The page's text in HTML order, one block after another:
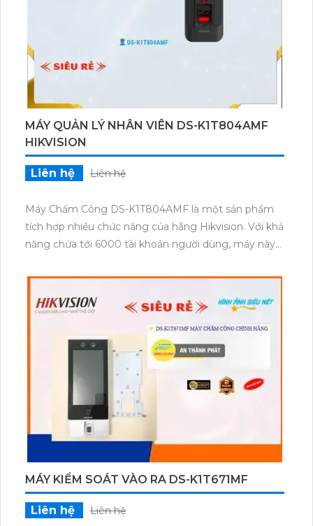
thiết bị trở nên dễ dàng và thuận tiện. Sản phẩm
đáng tin cậy, phù hợp cho việc quản lý chấm công và
kiểm soát truy cập.
MÁY QUẢN LÝ NHÂN VIÊN DS-K1T804AMF
HIKVISION
Liên hệ Liên hệ
Máy Chấm Công DS-K1T804AMF là một sản phẩm
tích hợp nhiều chức năng của hãng Hikvision. Với khả
năng chứa tới 6000 tài khoản người dùng, máy này
một cách hiệu quả. Thiết bị này được thiết kế với
công nghệ tiên tiến, đảm bảo tính chính xác và tin
cậy trong quá trình đo thời gian làm việc. Ngoài ra,
máy còn tích hợp các tính năng bảo mật như nhận
diện khuôn mặt, kiểm tra dấu vân tay và thẻ từ, giúp
đảm bảo tính bảo mật cho thông tin của người
MÁY KIỂM SOÁT VÀO RA DS-K1T671MF
Liên hệ Liên hệ